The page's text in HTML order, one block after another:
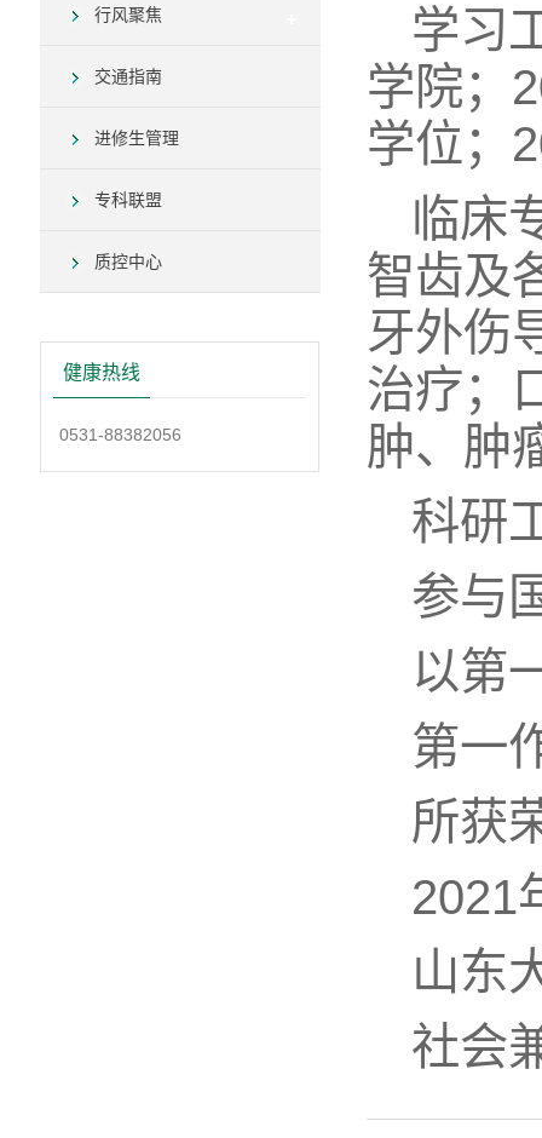
行风聚焦
交通指南
进修生管理
专科联盟
质控中心
健康热线
0531-88382056
学习
学院；
学位；
临床
智齿及
牙外伤
治疗；
肿、肿
科研
参与
以第
第一
所获
2021
山东
社会